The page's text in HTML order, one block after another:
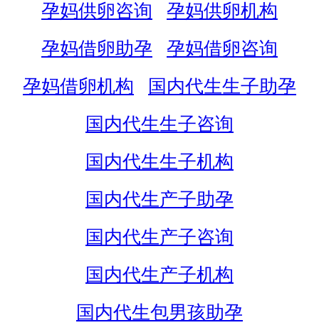
孕妈供卵咨询
孕妈供卵机构
孕妈借卵助孕
孕妈借卵咨询
孕妈借卵机构
国内代生生子助孕
国内代生生子咨询
国内代生生子机构
国内代生产子助孕
国内代生产子咨询
国内代生产子机构
国内代生包男孩助孕